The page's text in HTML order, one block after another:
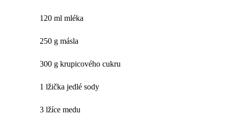
120 ml mléka
250 g másla
300 g krupicového cukru
1 lžička jedlé sody
3 lžíce medu